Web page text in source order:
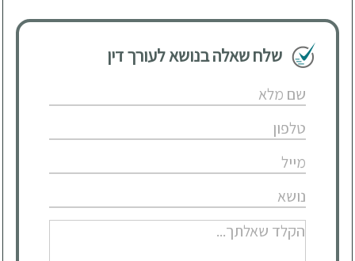
שלח שאלה בנושא לעורך דין